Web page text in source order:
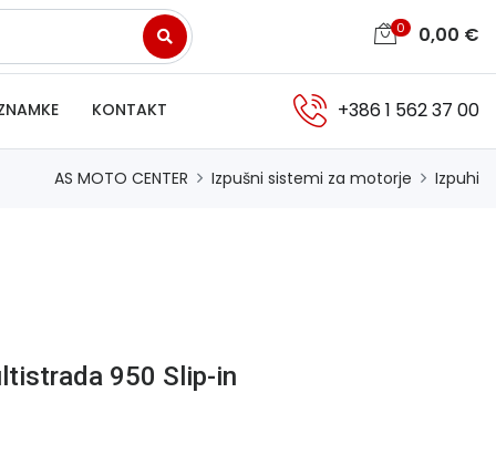
0 0,00 €
KONTAKT +386 1 562 37 00
AS MOTO CENTER Izpušni sistemi za motorje Izpuhi
950 Slip-in